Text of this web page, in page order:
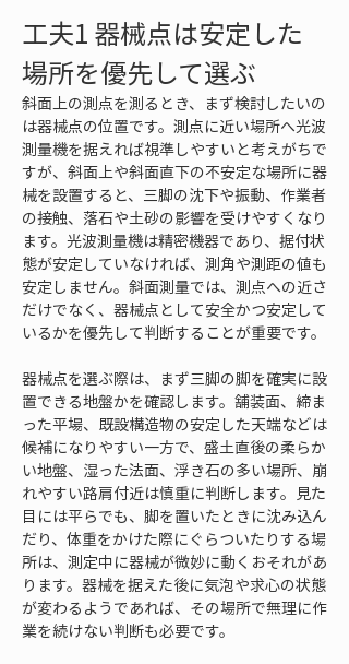
工夫1 器械点は安定した
場所を優先して選ぶ
斜面上の測点を測るとき、まず検討したいの
は器械点の位置です。測点に近い場所へ光波
測量機を据えれば視準しやすいと考えがちで
すが、斜面上や斜面直下の不安定な場所に器
械を設置すると、三脚の沈下や振動、作業者
の接触、落石や土砂の影響を受けやすくなり
ます。光波測量機は精密機器であり、据付状
態が安定していなければ、測角や測距の値も
安定しません。斜面測量では、測点への近さ
だけでなく、器械点として安全かつ安定して
いるかを優先して判断することが重要です。
器械点を選ぶ際は、まず三脚の脚を確実に設
置できる地盤かを確認します。舗装面、締ま
った平場、既設構造物の安定した天端などは
候補になりやすい一方で、盛土直後の柔らか
い地盤、湿った法面、浮き石の多い場所、崩
れやすい路肩付近は慎重に判断します。見た
目には平らでも、脚を置いたときに沈み込ん
だり、体重をかけた際にぐらついたりする場
所は、測定中に器械が微妙に動くおそれがあ
ります。器械を据えた後に気泡や求心の状態
が変わるようであれば、その場所で無理に作
業を続けない判断も必要です。